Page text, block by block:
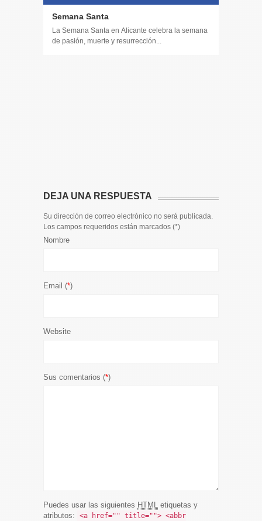
Semana Santa
La Semana Santa en Alicante celebra la semana
de pasión, muerte y resurrección...
DEJA UNA RESPUESTA
Su dirección de correo electrónico no será publicada.
Los campos requeridos están marcados (*)
Nombre
Email (*)
Website
Sus comentarios (*)
Puedes usar las siguientes HTML etiquetas y
atributos:
<a href="" title=""> <abbr